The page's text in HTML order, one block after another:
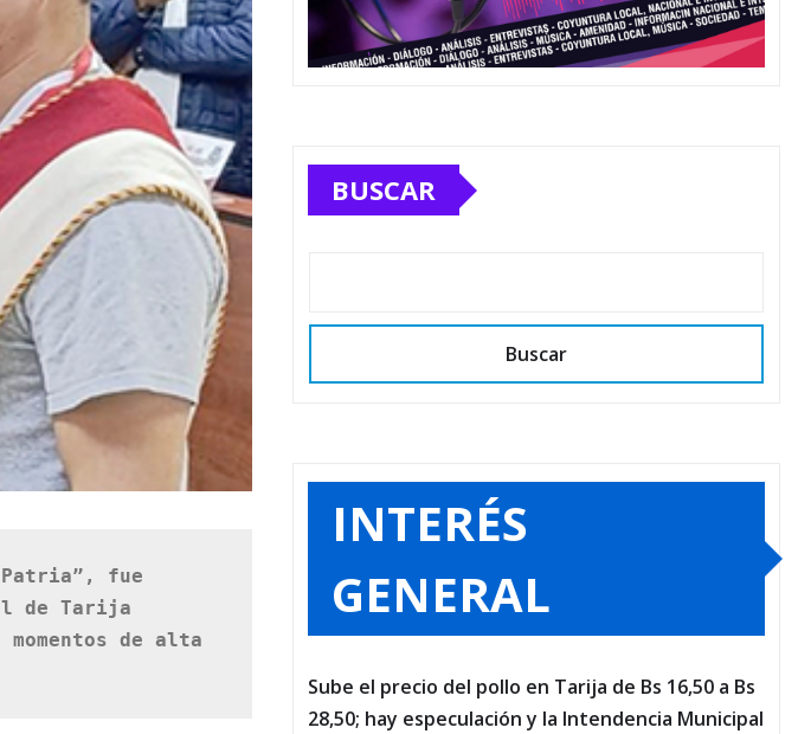
fue
de Tarija
de alta
BUSCAR
Buscar
INTERÉS
GENERAL
Sube el precio del pollo en Tarija de Bs 16,50 a Bs
28,50; hay especulación y la Intendencia Municipal